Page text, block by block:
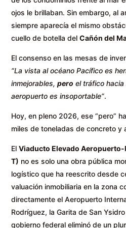
ojos le brillaban. Sin embargo, al
siempre aparecía el mismo
cuello de botella delCañón del
El consenso en las mesas de
“La vista al océano Pacífico es
inmejorables,pero el tráfico hacia
aeropuerto es insoportable”.
Hoy, en pleno 2026, ese “pero”
miles de toneladas de concreto y
ElViaducto Elevado
T) no es solo una obra pública
logístico que ha reescrito desde
valuación inmobiliaria en la zona
directamente el Aeropuerto
Rodríguez, la Garita de San
gobierno federal eliminó de un